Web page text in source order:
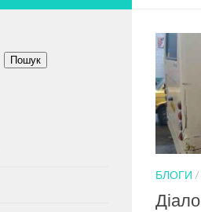
БЛОГИ /
Пошук